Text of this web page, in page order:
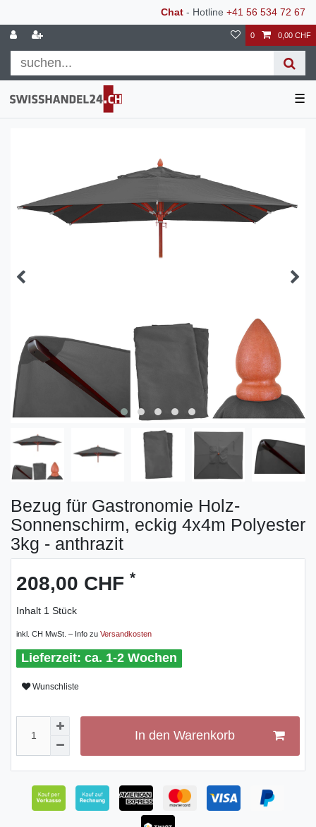
Chat - Hotline +41 56 534 72 67
0 0,00 CHF
☰
Bezug für Gastronomie Holz-
Sonnenschirm, eckig 4x4m Polyester
3kg - anthrazit
208,00 CHF *
Inhalt 1 Stück
inkl. CH MwSt. – Info zu Versandkosten
ca. 1-2 Wochen
Wunschliste
In den Warenkorb